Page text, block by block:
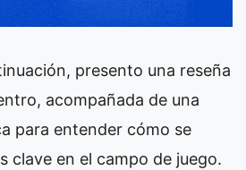
presento una reseña
acompañada de una
para entender cómo se
clave en el campo de juego.